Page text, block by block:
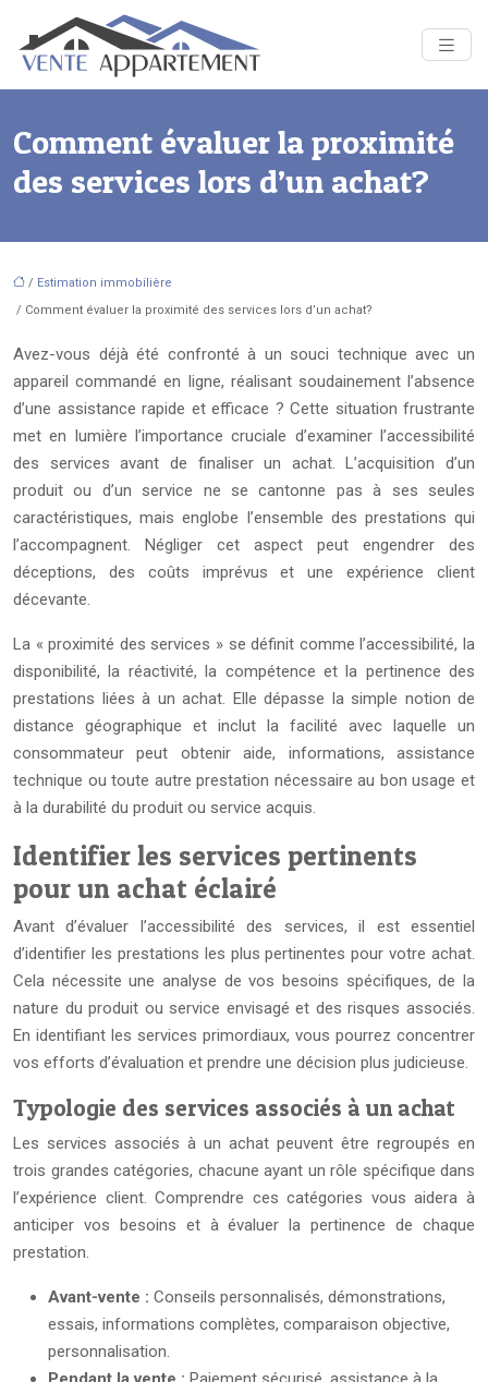
Comment évaluer la proximité
des services lors d’un achat?
/ Estimation immobilière
/ Comment évaluer la proximité des services lors d’un achat?
Avez-vous déjà été confronté à un souci technique avec un
appareil commandé en ligne, réalisant soudainement l’absence
d’une assistance rapide et efficace ? Cette situation frustrante
met en lumière l’importance cruciale d’examiner l’accessibilité
des services avant de finaliser un achat. L’acquisition d’un
produit ou d’un service ne se cantonne pas à ses seules
caractéristiques, mais englobe l’ensemble des prestations qui
l’accompagnent. Négliger cet aspect peut engendrer des
déceptions, des coûts imprévus et une expérience client
décevante.
La « proximité des services » se définit comme l’accessibilité, la
disponibilité, la réactivité, la compétence et la pertinence des
prestations liées à un achat. Elle dépasse la simple notion de
distance géographique et inclut la facilité avec laquelle un
consommateur peut obtenir aide, informations, assistance
technique ou toute autre prestation nécessaire au bon usage et
à la durabilité du produit ou service acquis.
Identifier les services pertinents
pour un achat éclairé
Avant d’évaluer l’accessibilité des services, il est essentiel
d’identifier les prestations les plus pertinentes pour votre achat.
Cela nécessite une analyse de vos besoins spécifiques, de la
nature du produit ou service envisagé et des risques associés.
En identifiant les services primordiaux, vous pourrez concentrer
vos efforts d’évaluation et prendre une décision plus judicieuse.
Typologie des services associés à un achat
Les services associés à un achat peuvent être regroupés en
trois grandes catégories, chacune ayant un rôle spécifique dans
l’expérience client. Comprendre ces catégories vous aidera à
anticiper vos besoins et à évaluer la pertinence de chaque
prestation.
Avant-vente : Conseils personnalisés, démonstrations,
essais, informations complètes, comparaison objective,
personnalisation.